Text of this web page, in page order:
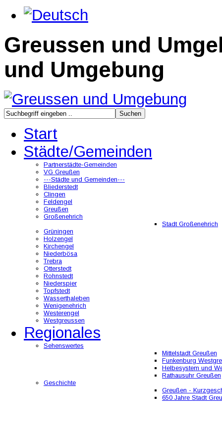
Greussen und
und Umgebung
Start
Städte/Gemeinden
Partnerstädte-Gemeinden
VG Greußen
---Städte und Gemeinden---
Bliederstedt
Clingen
Feldengel
Greußen
Großenehrich
Stadt Großenehrich
Grüningen
Holzengel
Kirchengel
Niederbösa
Trebra
Otterstedt
Rohnstedt
Niederspier
Topfstedt
Wasserthaleben
Wenigenehrich
Westerengel
Westgreussen
Regionales
Sehenswertes
Mittelstadt Greußen
Funkenburg
Helbesystem und
Rathausuhr Greußen
Geschichte
Greußen -
650 Jahre Stadt